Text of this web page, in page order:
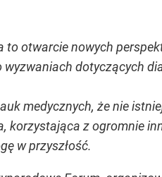
to otwarcie nowych
wyzwaniach dotyczących
medycznych, że nie
korzystająca z ogromnie
w przyszłość.